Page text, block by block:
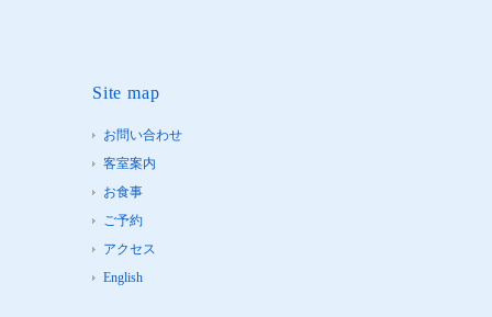
Site map
お問い合わせ
客室案内
お食事
ご予約
アクセス
English